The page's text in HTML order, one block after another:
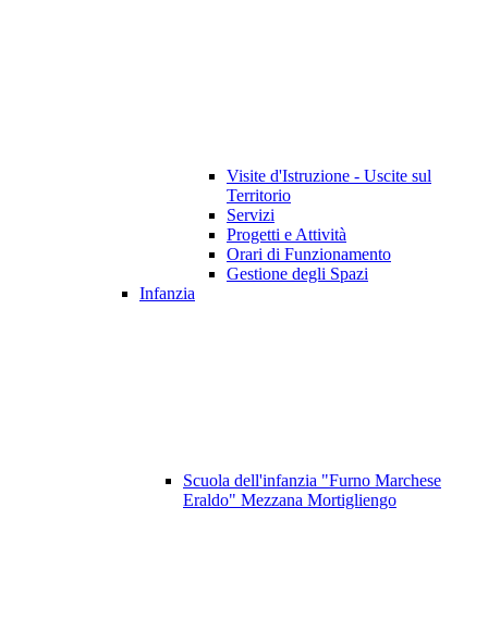
Visite d'Istruzione - Uscite sul
Territorio
Servizi
Progetti e Attività
Orari di Funzionamento
Gestione degli Spazi
Infanzia
Scuola dell'infanzia "Furno Marchese
Eraldo" Mezzana Mortigliengo